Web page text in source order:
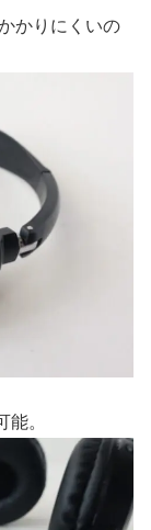
かりにくいの
。